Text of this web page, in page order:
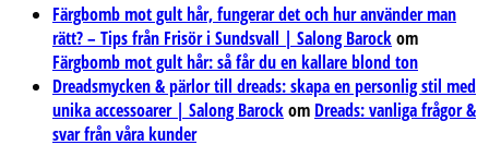
Färgbomb mot gult hår, fungerar det och hur använder man
rätt? – Tips från Frisör i Sundsvall | Salong Barockom
Färgbomb mot gult hår: så får du en kallare blond ton
Dreadsmycken & pärlor till dreads: skapa en personlig stil med
unika accessoarer | Salong Barockom Dreads: vanliga frågor &
svar från våra kunder